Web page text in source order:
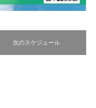
次のスケジュール